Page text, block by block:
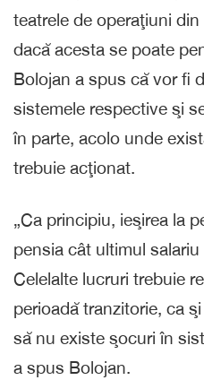
teatrele de operaţiuni
dacă acesta se poate
Bolojan a spus că vor fi
sistemele respective şi
în parte, acolo unde
trebuie acţionat.
„Ca principiu, ieşirea la
pensia cât ultimul
Celelalte lucruri trebuie
perioadă tranzitorie, ca
să nu existe şocuri în
a spus Bolojan.